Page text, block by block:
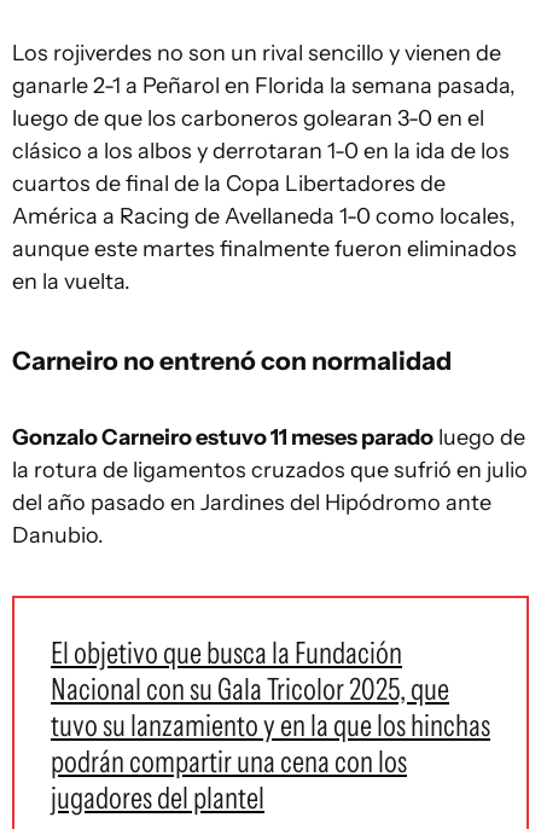
Los rojiverdes no son un rival sencillo y vienen de
ganarle 2-1 a Peñarol en Florida la semana pasada,
luego de que los carboneros golearan 3-0 en el
clásico a los albos y derrotaran 1-0 en la ida de los
cuartos de final de la Copa Libertadores de
América a Racing de Avellaneda 1-0 como locales,
aunque este martes finalmente fueron eliminados
en la vuelta.
Carneiro no entrenó con normalidad
Gonzalo Carneiro estuvo 11 meses parado luego de
la rotura de ligamentos cruzados que sufrió en julio
del año pasado en Jardines del Hipódromo ante
Danubio.
El objetivo que busca la Fundación
Nacional con su Gala Tricolor 2025, que
tuvo su lanzamiento y en la que los hinchas
podrán compartir una cena con los
jugadores del plantel